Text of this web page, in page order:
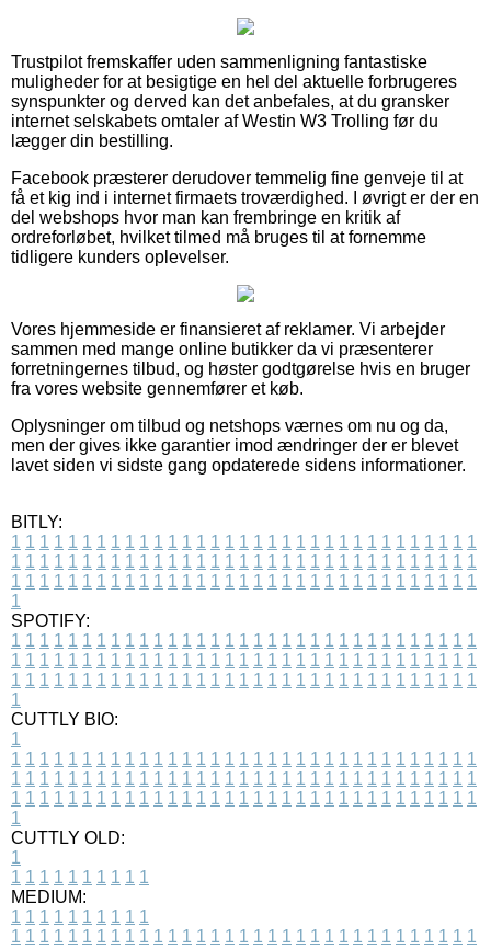
Trustpilot fremskaffer uden sammenligning fantastiske
muligheder for at besigtige en hel del aktuelle forbrugeres
synspunkter og derved kan det anbefales, at du gransker
internet selskabets omtaler af Westin W3 Trolling før du
lægger din bestilling.
Facebook præsterer derudover temmelig fine genveje til at
få et kig ind i internet firmaets troværdighed. I øvrigt er der en
del webshops hvor man kan frembringe en kritik af
ordreforløbet, hvilket tilmed må bruges til at fornemme
tidligere kunders oplevelser.
Vores hjemmeside er finansieret af reklamer. Vi arbejder
sammen med mange online butikker da vi præsenterer
forretningernes tilbud, og høster godtgørelse hvis en bruger
fra vores website gennemfører et køb.
Oplysninger om tilbud og netshops værnes om nu og da,
men der gives ikke garantier imod ændringer der er blevet
lavet siden vi sidste gang opdaterede sidens informationer.
BITLY:
1 1 1 1 1 1 1 1 1 1 1 1 1 1 1 1 1 1 1 1 1 1 1 1 1 1 1 1 1 1 1 1 1
1 1 1 1 1 1 1 1 1 1 1 1 1 1 1 1 1 1 1 1 1 1 1 1 1 1 1 1 1 1 1 1 1
1 1 1 1 1 1 1 1 1 1 1 1 1 1 1 1 1 1 1 1 1 1 1 1 1 1 1 1 1 1 1 1 1
1
SPOTIFY:
1 1 1 1 1 1 1 1 1 1 1 1 1 1 1 1 1 1 1 1 1 1 1 1 1 1 1 1 1 1 1 1 1
1 1 1 1 1 1 1 1 1 1 1 1 1 1 1 1 1 1 1 1 1 1 1 1 1 1 1 1 1 1 1 1 1
1 1 1 1 1 1 1 1 1 1 1 1 1 1 1 1 1 1 1 1 1 1 1 1 1 1 1 1 1 1 1 1 1
1
CUTTLY BIO:
1
1 1 1 1 1 1 1 1 1 1 1 1 1 1 1 1 1 1 1 1 1 1 1 1 1 1 1 1 1 1 1 1 1
1 1 1 1 1 1 1 1 1 1 1 1 1 1 1 1 1 1 1 1 1 1 1 1 1 1 1 1 1 1 1 1 1
1 1 1 1 1 1 1 1 1 1 1 1 1 1 1 1 1 1 1 1 1 1 1 1 1 1 1 1 1 1 1 1 1
1
CUTTLY OLD:
1
1 1 1 1 1 1 1 1 1 1
MEDIUM:
1 1 1 1 1 1 1 1 1 1
1 1 1 1 1 1 1 1 1 1 1 1 1 1 1 1 1 1 1 1 1 1 1 1 1 1 1 1 1 1 1 1 1